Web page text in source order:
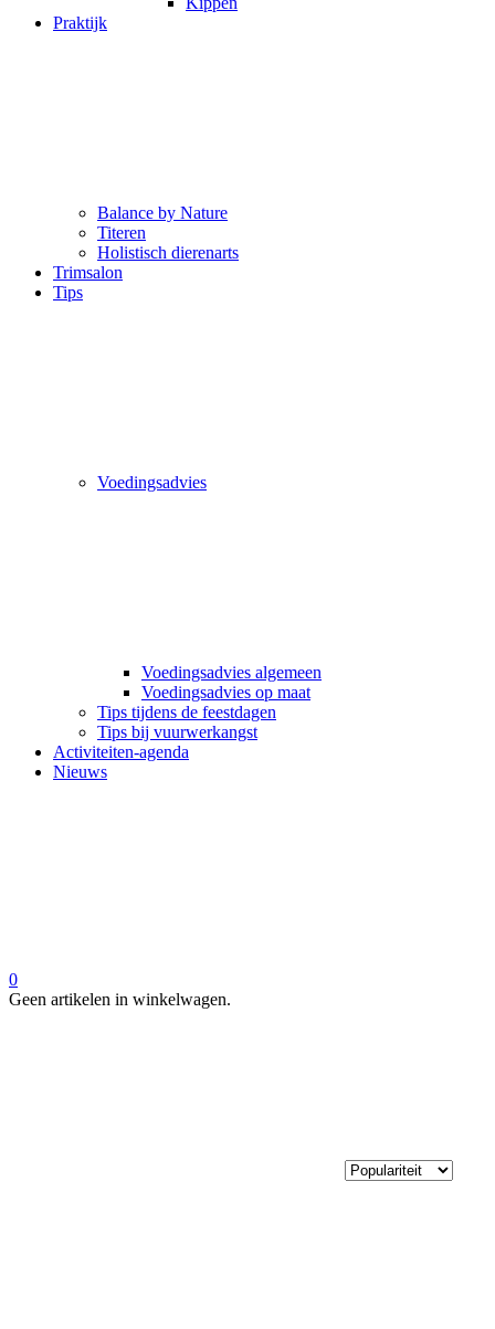
Praktijk
Balance by Nature
Titeren
Holistisch dierenarts
Trimsalon
Tips
Voedingsadvies
Voedingsadvies algemeen
Voedingsadvies op maat
Tips tijdens de feestdagen
Tips bij vuurwerkangst
Activiteiten-agenda
Nieuws
0
Geen artikelen in winkelwagen.